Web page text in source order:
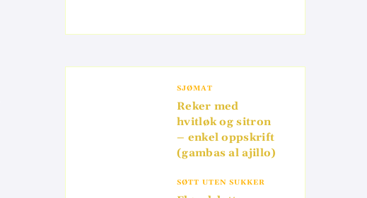
SJØMAT
Reker med
hvitløk og sitron
– enkel oppskrift
(gambas al ajillo)
SØTT UTEN SUKKER